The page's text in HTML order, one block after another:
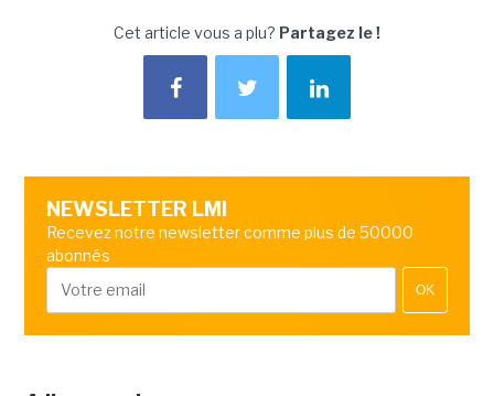
Cet article vous a plu? Partagez le !
NEWSLETTER LMI
Recevez notre newsletter comme plus de 50000
abonnés
OK